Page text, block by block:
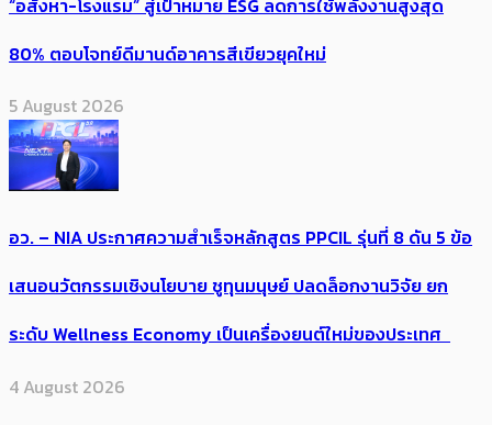
80% ตอบโจทย์ดีมานด์อาคารสีเขียวยุคใหม่
5 August 2026
อว. – NIA ประกาศความสำเร็จหลักสูตร PPCIL รุ่นที่ 8 ดัน 5 ข้อ
เสนอนวัตกรรมเชิงนโยบาย ชูทุนมนุษย์ ปลดล็อกงานวิจัย ยก
ระดับ Wellness Economy เป็นเครื่องยนต์ใหม่ของประเทศ
4 August 2026